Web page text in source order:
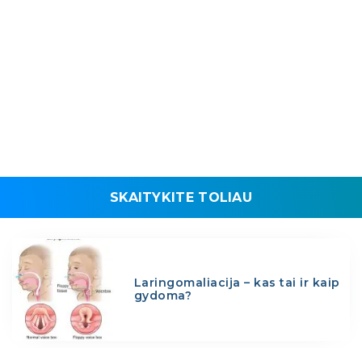
SKAITYKITE TOLIAU
Laringomaliacija – kas tai ir kaip
gydoma?